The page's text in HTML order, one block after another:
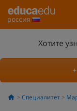
россия
Хотите
Специалитет